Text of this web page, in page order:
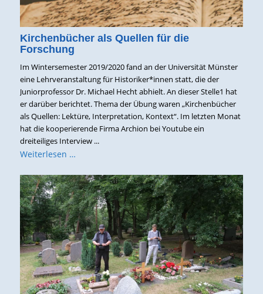
Kirchenbücher als Quellen für die
Forschung
Im Wintersemester 2019/2020 fand an der Universität Münster
eine Lehrveranstaltung für Historiker*innen statt, die der
Juniorprofessor Dr. Michael Hecht abhielt. An dieser Stelle1 hat
er darüber berichtet. Thema der Übung waren „Kirchenbücher
als Quellen: Lektüre, Interpretation, Kontext“. Im letzten Monat
hat die kooperierende Firma Archion bei Youtube ein
dreiteiliges Interview ...
Weiterlesen …